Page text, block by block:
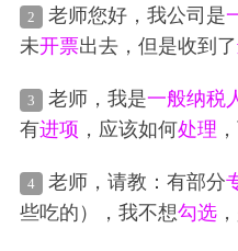
确认吗
2 老师您好，我公司是
未开票出去，但是收到了
确认吗
3 老师，我是一般纳税
有进项 ，应该如何处理
4 老师，请教：有部分
些吃的），我不想勾选